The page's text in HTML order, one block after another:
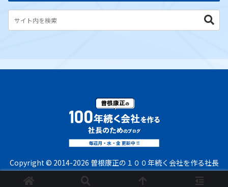
Copyright © 2014-2026 曽根康正の１００年続く会社を作る社長
のためのブログ All Rights Reserved.